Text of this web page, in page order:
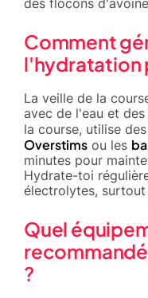
Comment
l'hydratation
La veille de la
avec de l'eau et
la course, utilise
Overstims ou les
minutes pour
Hydrate-toi
électrolytes, surtout
Quel
?